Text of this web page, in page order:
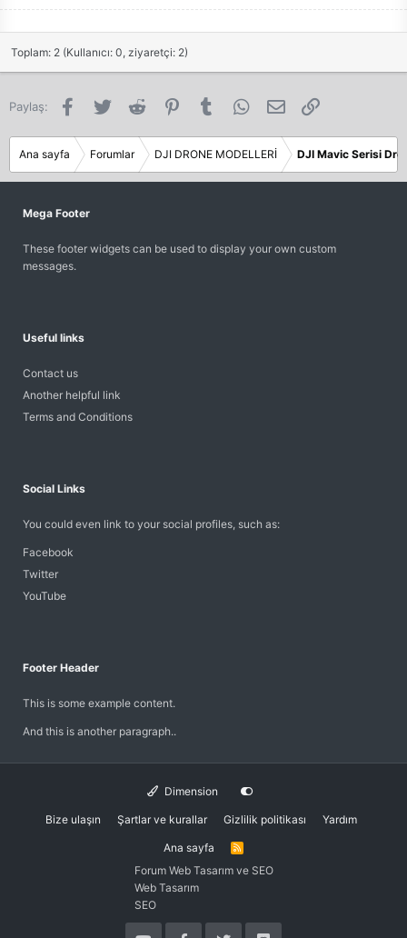
Toplam: 2 (Kullanıcı: 0, ziyaretçi: 2)
Paylaş: FacebookTwitter Reddit PinterestTumblr WhatsAppE-posta
Ana sayfa Forumlar DJI DRONE MODELLERİ DJI Mavic Serisi
Mega Footer
These footer widgets can be used to display your own custom
messages.
Useful links
Contact us
Another helpful link
Terms and Conditions
Social Links
You could even link to your social profiles, such as:
Facebook
Twitter
YouTube
Footer Header
This is some example content.
And this is another paragraph..
Dimension
Bize ulaşın Şartlar ve kurallar Gizlilik politikası Yardım
Ana sayfa
R
S
Forum Web Tasarım ve SEO
Web Tasarım
SEO